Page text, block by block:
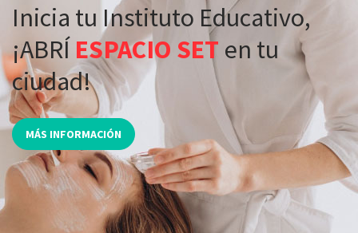
Inicia tu Instituto Educativo,
¡ABRÍ ESPACIO SET en tu
ciudad!
MÁS INFORMACIÓN